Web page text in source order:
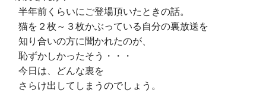
半年前くらいにご登場頂いたときの話。
猫を２枚～３枚かぶっている自分の裏放送を
知り合いの方に聞かれたのが、
恥ずかしかったそう・・・
今日は、どんな裏を
さらけ出してしまうのでしょう。